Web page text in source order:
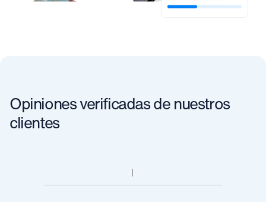
Opiniones verificadas de nuestros
clientes